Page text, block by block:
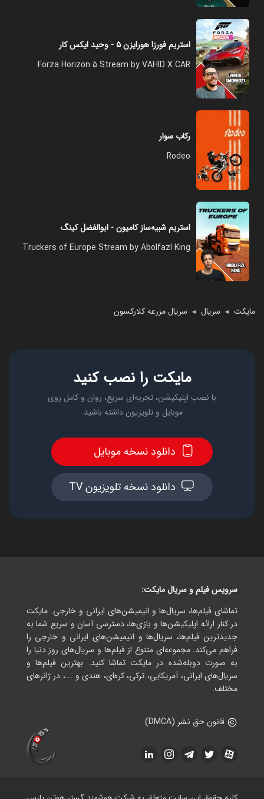
استریم فورزا هورایزن ۵ - وحید ایکس کار
Forza Horizon 5 Stream by VAHID X CAR
رکاب سوار
Rodeo
استریم شبیه‌ساز کامیون - ابوالفضل کینگ
Truckers of Europe Stream by Abolfazl King
مایکت ◄ سریال ◄ سریال مزرعه کلارکسون
مایکت را نصب کنید
با نصب اپلیکیشن، تجربه‌ای سریع، روان و کامل روی
موبایل و تلویزیون داشته باشید.
دانلود نسخه موبایل
دانلود نسخه تلویزیون TV
سرویس فیلم و سریال مایکت:
تماشای فیلم‌ها، سریال‌ها و انیمیشن‌های ایرانی و خارجی. مایکت
در کنار ارائه اپلیکیشن‌ها و بازی‌ها، دسترسی آسان و سریع شما به
جدیدترین فیلم‌ها، سریال‌ها و انیمیشن‌های ایرانی و خارجی را
فراهم می‌کند. مجموعه‌ای متنوع از فیلم‌ها و سریال‌های روز دنیا را
به صورت دوبله‌شده در مایکت تماشا کنید. بهترین فیلم‌ها و
سریال‌های ایرانی، آمریکایی، ترکی، کره‌ای، هندی و ...، در ژانرهای
مختلف.
قانون حق نشر (DMCA)